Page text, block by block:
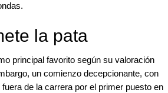
la pata
principal favorito según su valoración
un comienzo decepcionante, con
de la carrera por el primer puesto en